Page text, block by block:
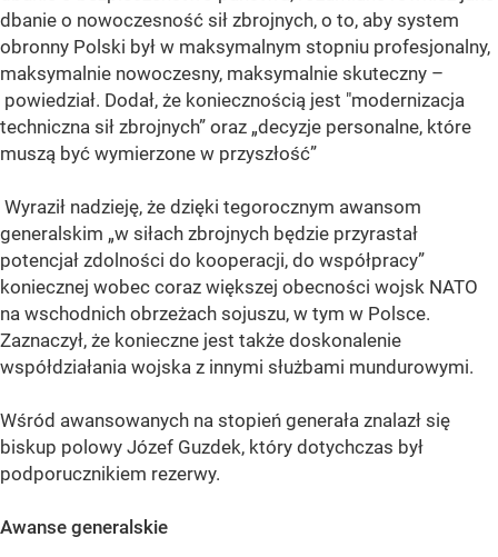
dbanie o nowoczesność sił zbrojnych, o to, aby system
obronny Polski był w maksymalnym stopniu profesjonalny,
maksymalnie nowoczesny, maksymalnie skuteczny –
powiedział. Dodał, że koniecznością jest "modernizacja
techniczna sił zbrojnych” oraz „decyzje personalne, które
muszą być wymierzone w przyszłość”
Wyraził nadzieję, że dzięki tegorocznym awansom
generalskim „w siłach zbrojnych będzie przyrastał
potencjał zdolności do kooperacji, do współpracy”
koniecznej wobec coraz większej obecności wojsk NATO
na wschodnich obrzeżach sojuszu, w tym w Polsce.
Zaznaczył, że konieczne jest także doskonalenie
współdziałania wojska z innymi służbami mundurowymi.
Wśród awansowanych na stopień generała znalazł się
biskup polowy Józef Guzdek, który dotychczas był
podporucznikiem rezerwy.
Awanse generalskie